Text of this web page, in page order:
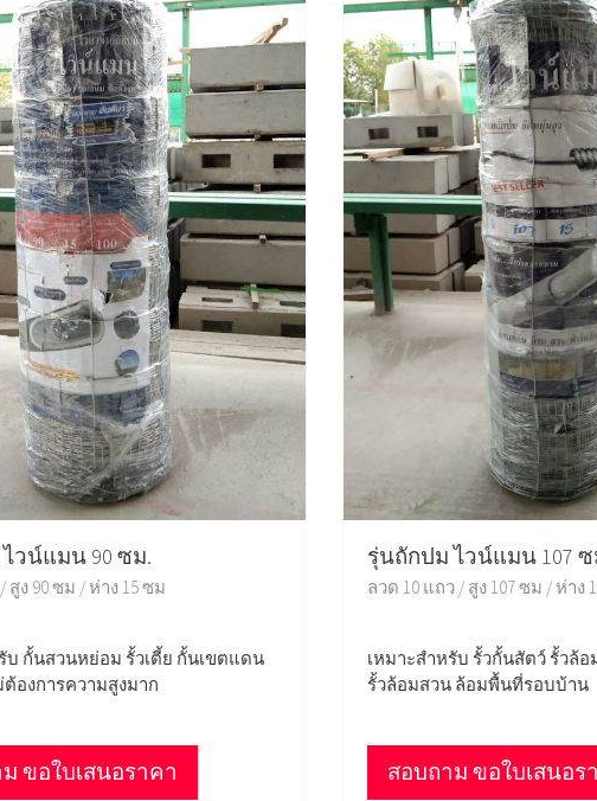
วน์แมน 90 ซม.
สูง 90 ซม / ห่าง 15 ซม
บ กั้นสวนหย่อม รั้วเตี้ย กั้นเขตแดน
องการความสูงมาก
ขอใบเสนอราคา
รุ่นถักปม ไวน์แมน 107 ซ
ลวด 10 แถว / สูง 107 ซม / ห่าง
เหมาะสำหรับ รั้วกั้นสัตว์ รั้วล้
รั้วล้อมสวน ล้อมพื้นที่รอบบ้าน
สอบถาม ขอใบเสนอร